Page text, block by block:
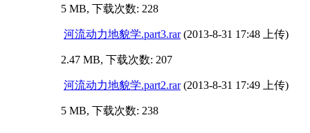
5 MB, 下载次数: 228
河流动力地貌学.part3.rar (2013-8-31 17:48 上传)
2.47 MB, 下载次数: 207
河流动力地貌学.part2.rar (2013-8-31 17:49 上传)
5 MB, 下载次数: 238